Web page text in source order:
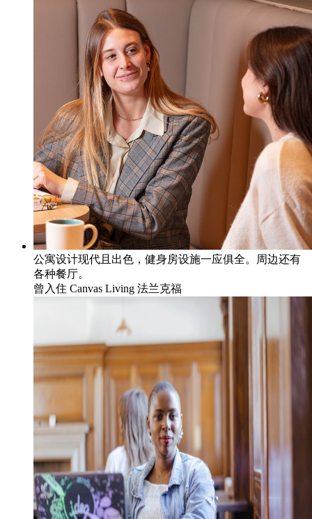
公寓设计现代且出色，健身房设施一应俱全。周边还有
各种餐厅。
曾入住 Canvas Living 法兰克福